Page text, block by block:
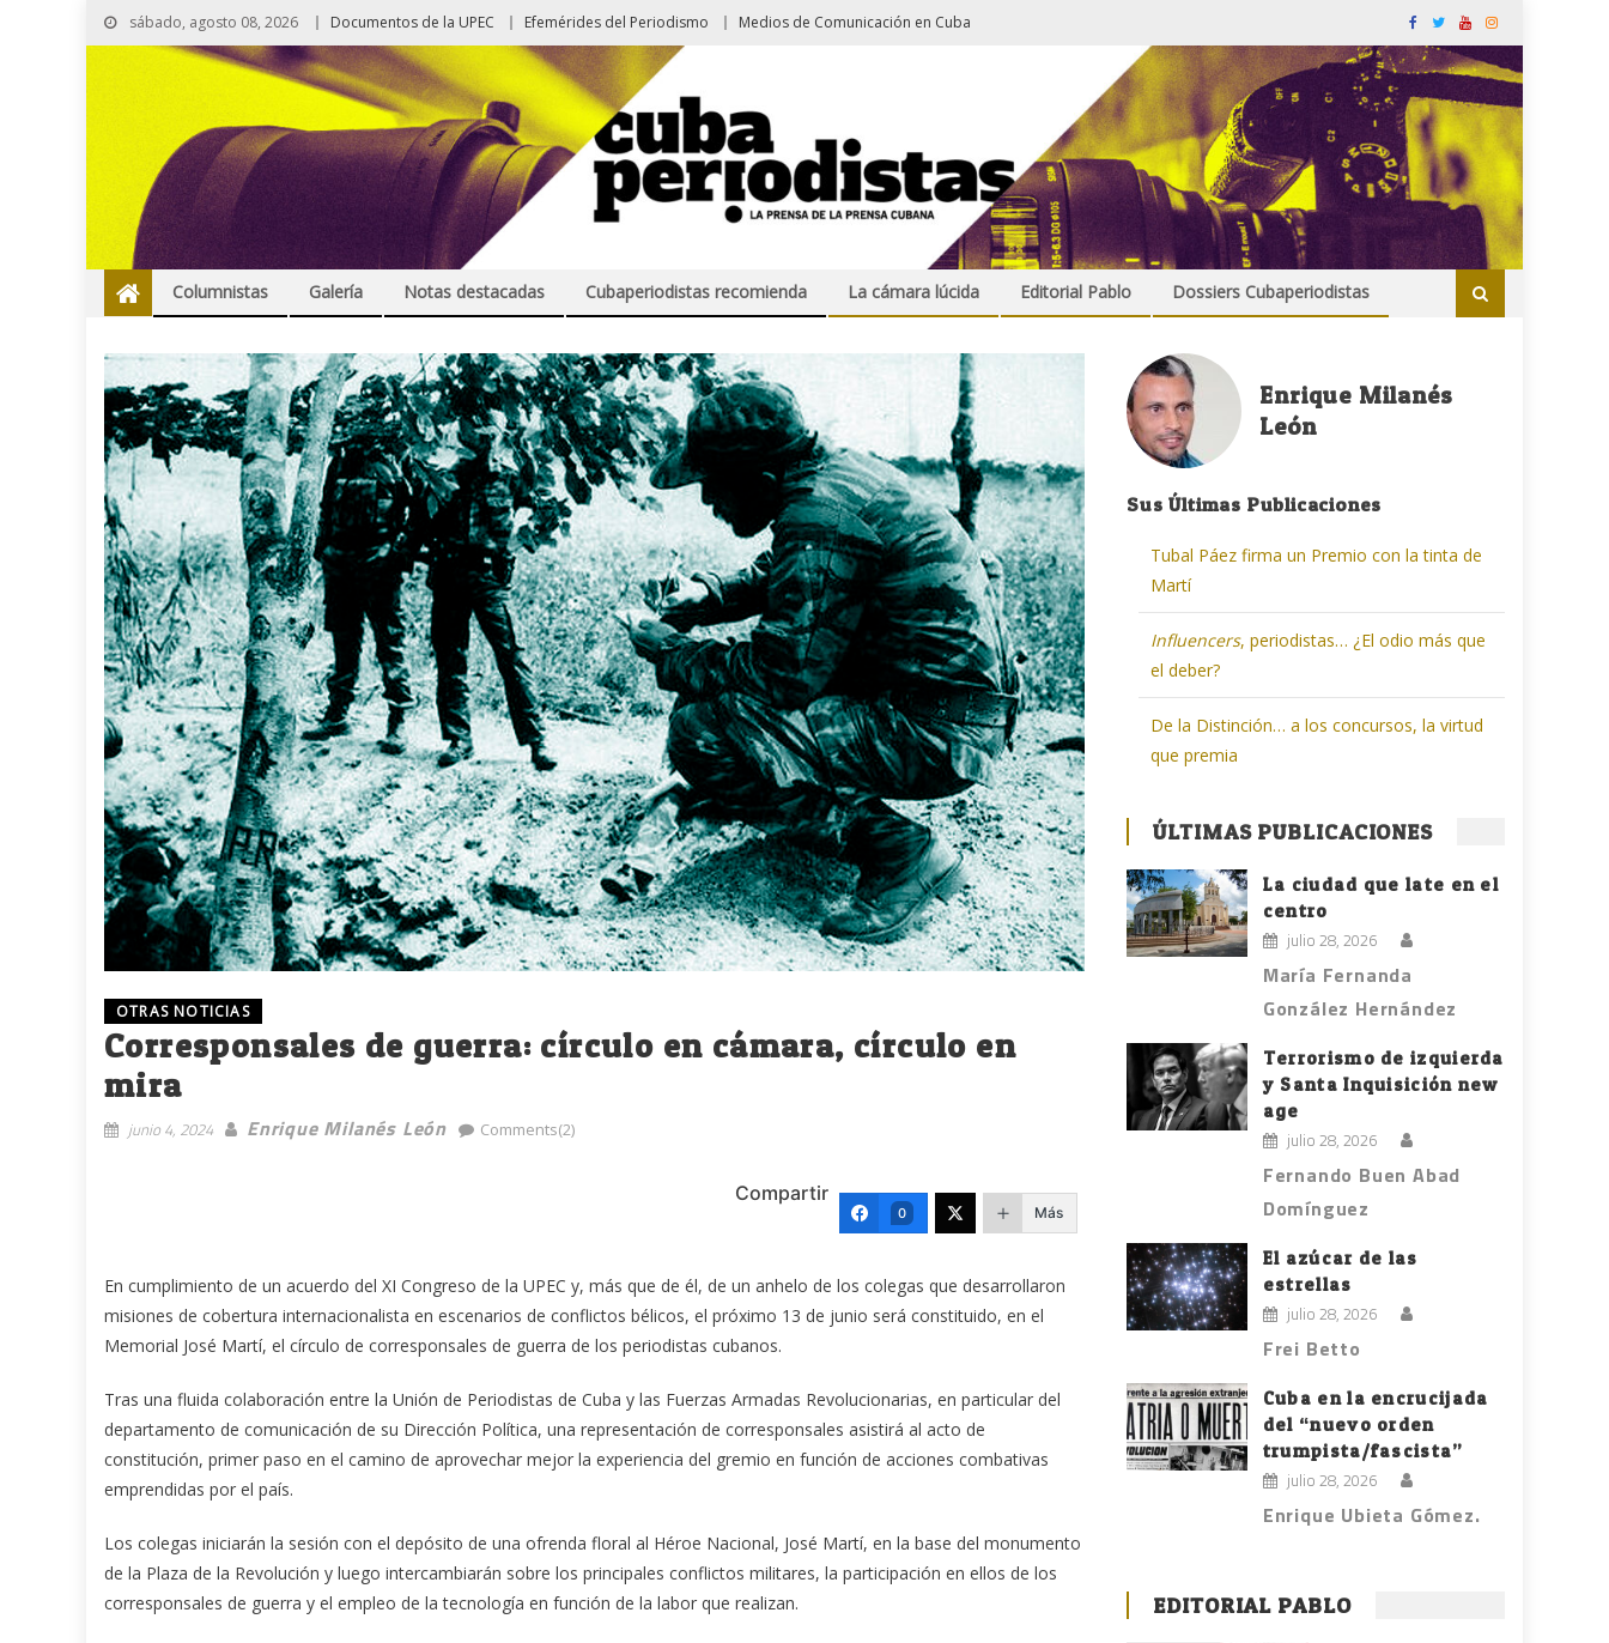
sábado, agosto 08, 2026 Documentos de la UPEC Efemérides del Periodismo Medios de Comunicación en Cuba
Columnistas Galería Notas destacadas Cubaperiodistas recomienda La cámara lúcida Editorial Pablo Dossiers Cubaperiodistas
OTRAS NOTICIAS
Corresponsales de guerra: círculo en cámara, círculo en
mira
junio 4, 2024 Enrique Milanés León Comments(2)
Compartir
0 Más
En cumplimiento de un acuerdo del XI Congreso de la UPEC y, más que de él, de un anhelo de los colegas que desarrollaron
misiones de cobertura internacionalista en escenarios de conflictos bélicos, el próximo 13 de junio será constituido, en el
Memorial José Martí, el círculo de corresponsales de guerra de los periodistas cubanos.
Tras una fluida colaboración entre la Unión de Periodistas de Cuba y las Fuerzas Armadas Revolucionarias, en particular del
departamento de comunicación de su Dirección Política, una representación de corresponsales asistirá al acto de
constitución, primer paso en el camino de aprovechar mejor la experiencia del gremio en función de acciones combativas
emprendidas por el país.
Los colegas iniciarán la sesión con el depósito de una ofrenda floral al Héroe Nacional, José Martí, en la base del monumento
de la Plaza de la Revolución y luego intercambiarán sobre los principales conflictos militares, la participación en ellos de los
corresponsales de guerra y el empleo de la tecnología en función de la labor que realizan.
Enrique Milanés
León
Sus Últimas Publicaciones
Tubal Páez firma un Premio con la tinta de
Martí
Influencers, periodistas… ¿El odio más que
el deber?
De la Distinción… a los concursos, la virtud
que premia
ÚLTIMAS PUBLICACIONES
La ciudad que late en el
centro
julio 28, 2026
María Fernanda
González Hernández
Terrorismo de izquierda
y Santa Inquisición new
age
julio 28, 2026
Fernando Buen Abad
Domínguez
El azúcar de las
estrellas
julio 28, 2026
Frei Betto
Cuba en la encrucijada
del “nuevo orden
trumpista/fascista”
julio 28, 2026
Enrique Ubieta Gómez.
EDITORIAL PABLO